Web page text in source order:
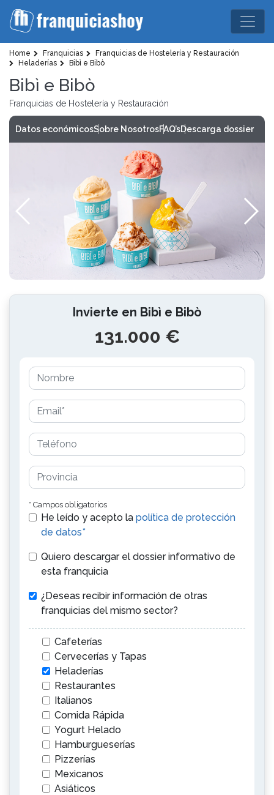
Home Franquicias
Franquicias de Hostelería y Restauración
Heladerías
Bibì e Bibò
Bibì e Bibò
Franquicias de Hostelería y Restauración
Datos económicosSobre NosotrosFAQ’sDescarga dossier
Invierte en Bibì e Bibò
131.000 €
* Campos obligatorios
He leído y acepto la política de protección
de datos*
Quiero descargar el dossier informativo de
esta franquicia
¿Deseas recibir información de otras
franquicias del mismo sector?
Cafeterías
Cervecerías y Tapas
Heladerías
Restaurantes
Italianos
Comida Rápida
Yogurt Helado
Hamburgueserías
Pizzerías
Mexicanos
Asiáticos